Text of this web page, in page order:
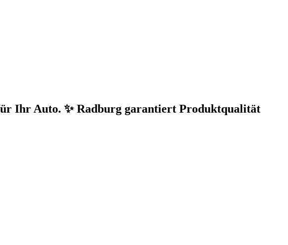
Ihr Auto. ✨ Radburg garantiert Produktqualität